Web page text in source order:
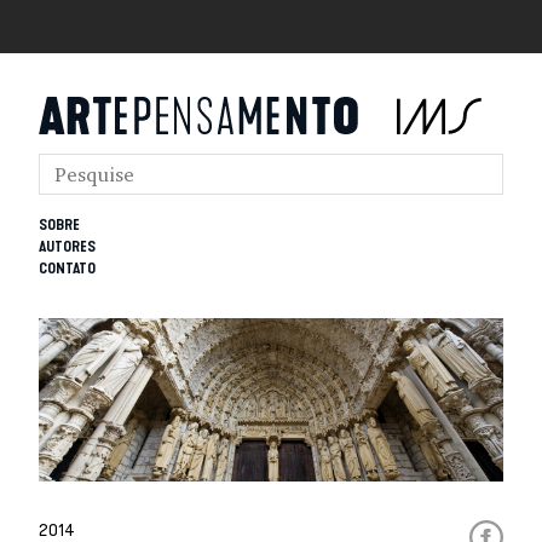
SOBRE
AUTORES
CONTATO
2014